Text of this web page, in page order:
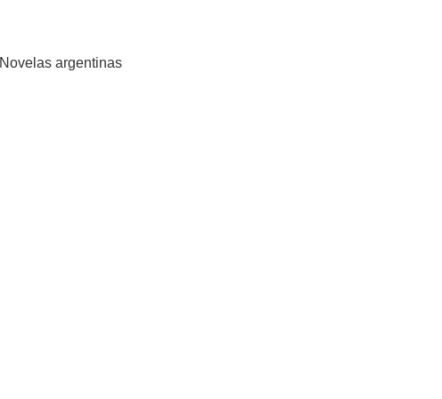
Novelas argentinas